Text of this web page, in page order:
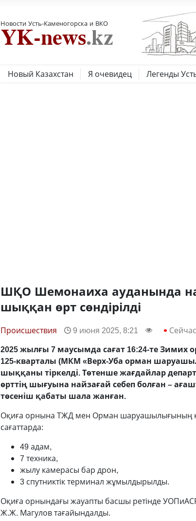
Новости Усть-Каменогорска и ВКО
Новый Казахстан Я очевидец Легенды
ШҚО Шемонаиха ауданында
шыққан өрт сөндірілді
Происшествия 9 июня 2025, 8:21
2025 жылғы 7 маусымда сағат 16:24-те
125-кварталы (МКМ «Верх-Уба орман
шыққаны тіркелді. Төтенше жағдайлар
өрттің шығуына найзағай себеп болған –
төсеніш қабаты шала жанған.
Оқиға орнына ТЖД мен Орман шаруашылығының
сағаттарда:
49 адам,
7 техника,
жылу камерасы бар дрон,
3 спутниктік терминал жұмылдырылды.
Оқиға орнындағы жауапты басшы ретінде
Ж.Ж. Магулов тағайындалды.